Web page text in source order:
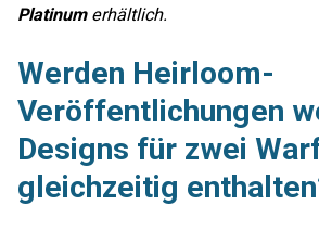
Platinumerhältlich.
Werden Heirloom-
Veröffentlichungen
Designs für zwei
gleichzeitig